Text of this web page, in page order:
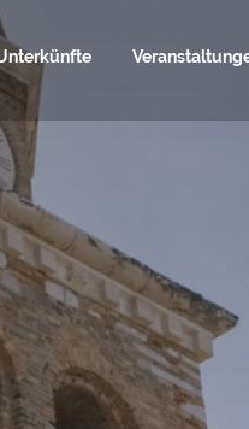
INFORMATIONEN
DIENSTLEISTUNGEN
ZUM
NATUR
SPA, WELLNESS UND
HAIRSTYLIST